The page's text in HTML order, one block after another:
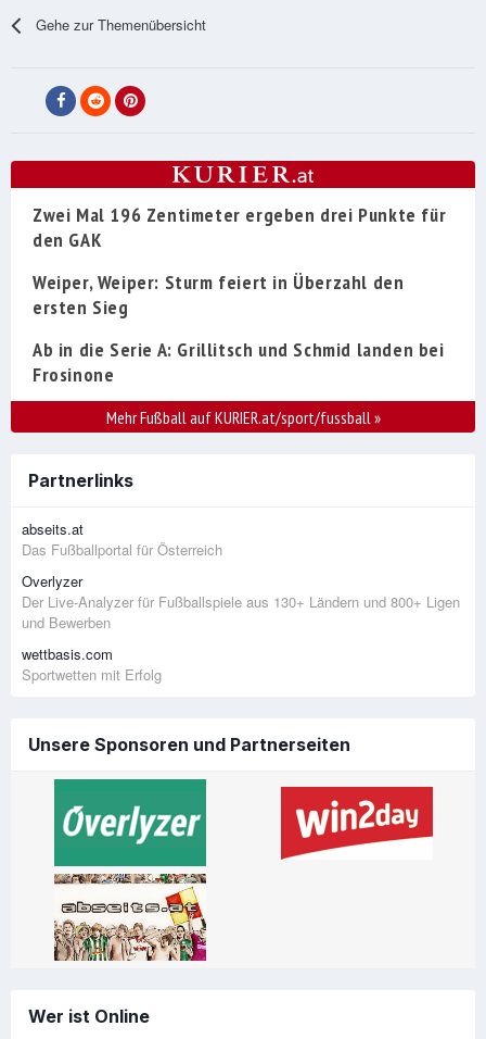
Gehe zur Themenübersicht
Zwei Mal 196 Zentimeter ergeben drei Punkte für
den GAK
Weiper, Weiper: Sturm feiert in Überzahl den
ersten Sieg
Ab in die Serie A: Grillitsch und Schmid landen bei
Frosinone
Mehr Fußball auf KURIER.at/sport/fussball»
Partnerlinks
abseits.at
Das Fußballportal für Österreich
Overlyzer
Der Live-Analyzer für Fußballspiele aus 130+ Ländern und 800+ Ligen
und Bewerben
wettbasis.com
Sportwetten mit Erfolg
Unsere Sponsoren und Partnerseiten
Wer ist Online